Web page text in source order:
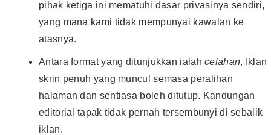
pihak ketiga ini mematuhi dasar privasinya sendiri,
yang mana kami tidak mempunyai kawalan ke
atasnya.
Antara format yang ditunjukkan ialahcelahan, Iklan
skrin penuh yang muncul semasa peralihan
halaman dan sentiasa boleh ditutup. Kandungan
editorial tapak tidak pernah tersembunyi di sebalik
iklan.